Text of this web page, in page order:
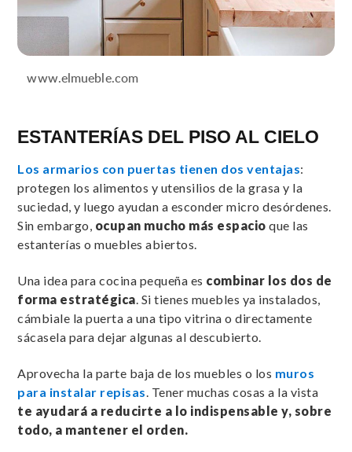
www.elmueble.com
ESTANTERÍAS DEL PISO AL CIELO
Los armarios con puertas tienen dos ventajas:
protegen los alimentos y utensilios de la grasa y la
suciedad, y luego ayudan a esconder micro desórdenes.
Sin embargo, ocupan mucho más espacio que las
estanterías o muebles abiertos.
Una idea para cocina pequeña es combinar los dos de
forma estratégica. Si tienes muebles ya instalados,
cámbiale la puerta a una tipo vitrina o directamente
sácasela para dejar algunas al descubierto.
Aprovecha la parte baja de los muebles o los muros
para instalar repisas. Tener muchas cosas a la vista
te ayudará a reducirte a lo indispensable y, sobre
todo, a mantener el orden.